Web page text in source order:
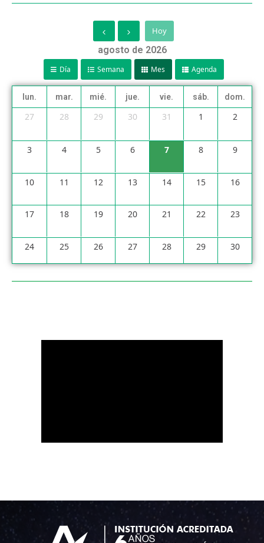
Hoy
agosto de 2026
Día Semana Mes Agenda
lun. mar. mié. jue. vie. sáb. dom.
27 28 29 30 31 1 2
3 4 5 6 7 8 9
10 11 12 13 14 15 16
17 18 19 20 21 22 23
24 25 26 27 28 29 30
31 1 2 3 4 5 6